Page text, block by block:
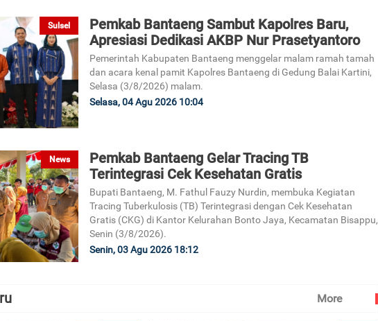
Sulsel
Pemkab Bantaeng Sambut Kapolres Baru,
Apresiasi Dedikasi AKBP Nur Prasetyantoro
Pemerintah Kabupaten Bantaeng menggelar malam ramah tamah
dan acara kenal pamit Kapolres Bantaeng di Gedung Balai Kartini,
Selasa (3/8/2026) malam.
Selasa, 04 Agu 2026 10:04
News
Pemkab Bantaeng Gelar Tracing TB
Terintegrasi Cek Kesehatan Gratis
Bupati Bantaeng, M. Fathul Fauzy Nurdin, membuka Kegiatan
Tracing Tuberkulosis (TB) Terintegrasi dengan Cek Kesehatan
Gratis (CKG) di Kantor Kelurahan Bonto Jaya, Kecamatan Bisappu,
Senin (3/8/2026).
Senin, 03 Agu 2026 18:12
More